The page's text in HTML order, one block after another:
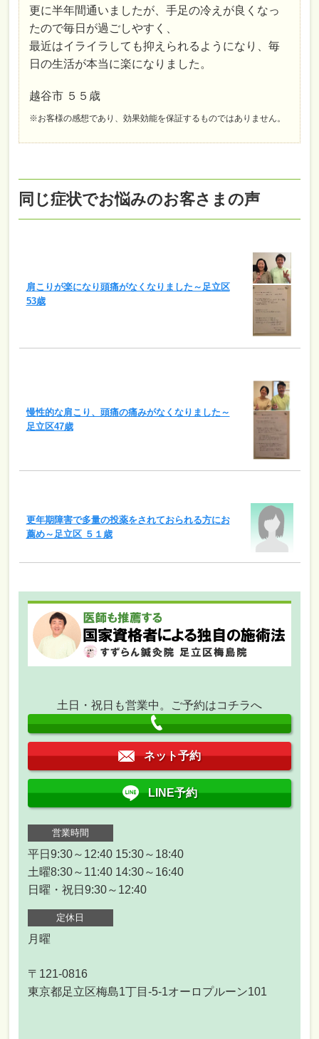
更に半年間通いましたが、手足の冷えが良くなっ
たので毎日が過ごしやすく、
最近はイライラしても抑えられるようになり、毎
日の生活が本当に楽になりました。
越谷市 ５５歳
※お客様の感想であり、効果効能を保証するものではありません。
同じ症状でお悩みのお客さまの声
肩こりが楽になり頭痛がなくなりました～足立区
53歳
慢性的な肩こり、頭痛の痛みがなくなりました～
足立区47歳
更年期障害で多量の投薬をされておられる方にお
薦め～足立区 ５１歳
土日・祝日も営業中。ご予約はコチラへ
ネット予約
LINE予約
営業時間
平日9:30～12:40 15:30～18:40
土曜8:30～11:40 14:30～16:40
日曜・祝日9:30～12:40
定休日
月曜
〒121-0816
東京都足立区梅島1丁目-5-1オーロプルーン101